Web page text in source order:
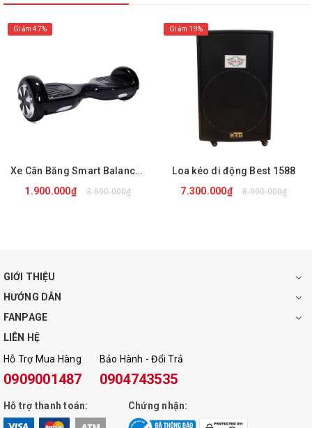
Bluetooth : Có
Cổng USB : Có
Đài FM : Không
Equalizer chỉnh tay : Có
Bảo hành : 12 tháng
Giảm 47%
Xe Cân Bằng Smart Balance Wheel ROHS
1.900.000₫
3.590.000₫
Giảm 19%
Loa kéo di động Best 1588
7.300.000₫
8.990.000₫
GIỚI THIỆU
HƯỚNG DẪN
FANPAGE
LIÊN HỆ
Hỗ Trợ Mua Hàng
0909001487
Bảo Hành - Đổi Trả
0904743535
Hỗ trợ thanh toán: Chứng nhận: